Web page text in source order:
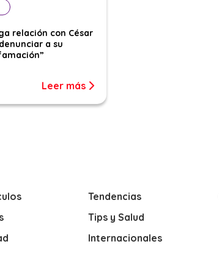
relación con César
a su
Leer más
Tendencias
Tips y Salud
Internacionales